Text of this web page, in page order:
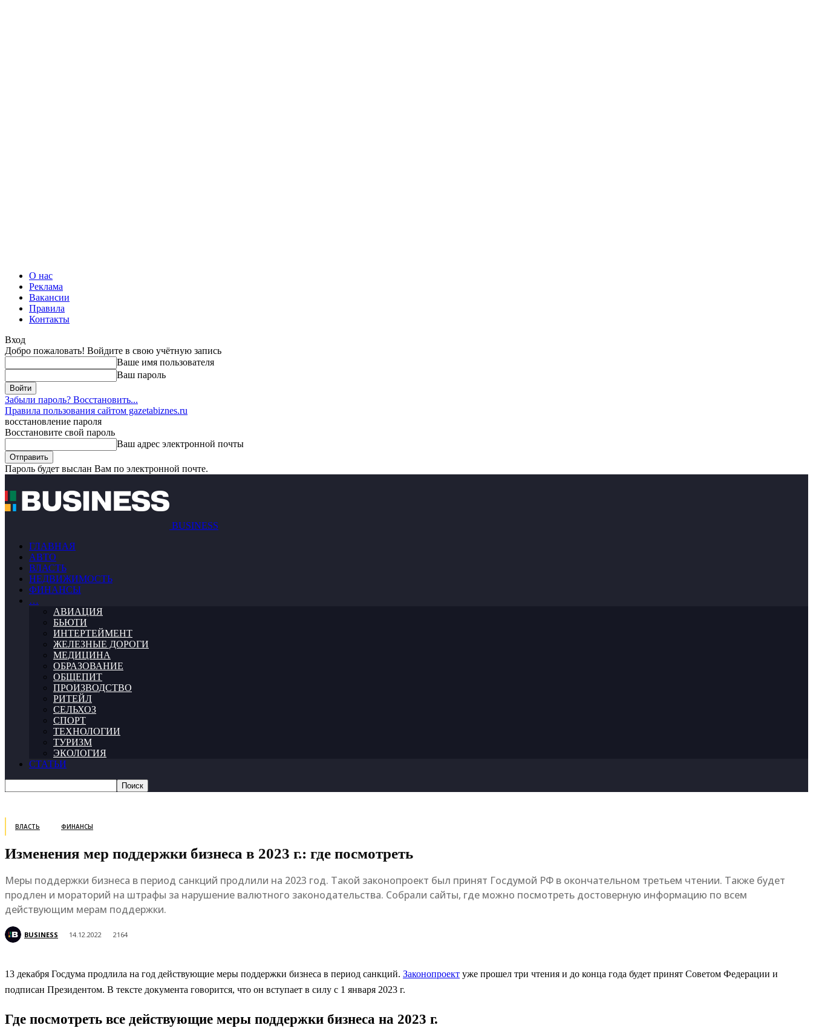
О нас
Реклама
Вакансии
Правила
Контакты
Вход
Добро пожаловать! Войдите в свою учётную запись
Ваше имя пользователя
Ваш пароль
Забыли пароль? Восстановить...
Правила пользования сайтом gazetabiznes.ru
восстановление пароля
Восстановите свой пароль
Ваш адрес электронной почты
Пароль будет выслан Вам по электронной почте.
BUSINESS
ГЛАВНАЯ
АВТО
ВЛАСТЬ
НЕДВИЖИМОСТЬ
ФИНАНСЫ
…
АВИАЦИЯ
БЬЮТИ
ИНТЕРТЕЙМЕНТ
ЖЕЛЕЗНЫЕ ДОРОГИ
МЕДИЦИНА
ОБРАЗОВАНИЕ
ОБЩЕПИТ
ПРОИЗВОДСТВО
РИТЕЙЛ
СЕЛЬХОЗ
СПОРТ
ТЕХНОЛОГИИ
ТУРИЗМ
ЭКОЛОГИЯ
СТАТЬИ
ВЛАСТЬ ФИНАНСЫ
Изменения мер поддержки бизнеса в 2023 г.: где посмотреть
Меры поддержки бизнеса в период санкций продлили на 2023 год. Такой законопроект был принят Госдумой РФ в окончательном третьем чтении. Также будет
продлен и мораторий на штрафы за нарушение валютного законодательства. Собрали сайты, где можно посмотреть достоверную информацию по всем
действующим мерам поддержки.
BUSINESS 14.12.2022 2164
13 декабря Госдума продлила на год действующие меры поддержки бизнеса в период санкций. Законопроект уже прошел три чтения и до конца года будет принят Советом Федерации и
подписан Президентом. В тексте документа говорится, что он вступает в силу с 1 января 2023 г.
Где посмотреть все действующие меры поддержки бизнеса на 2023 г.